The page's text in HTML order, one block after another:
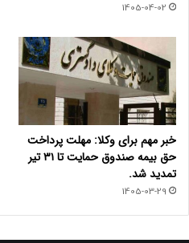
1405-04-02
خبر مهم برای وکلا: مهلت پرداخت
حق بیمه صندوق حمایت تا ۳۱ تیر
تمدید شد.
1405-03-29